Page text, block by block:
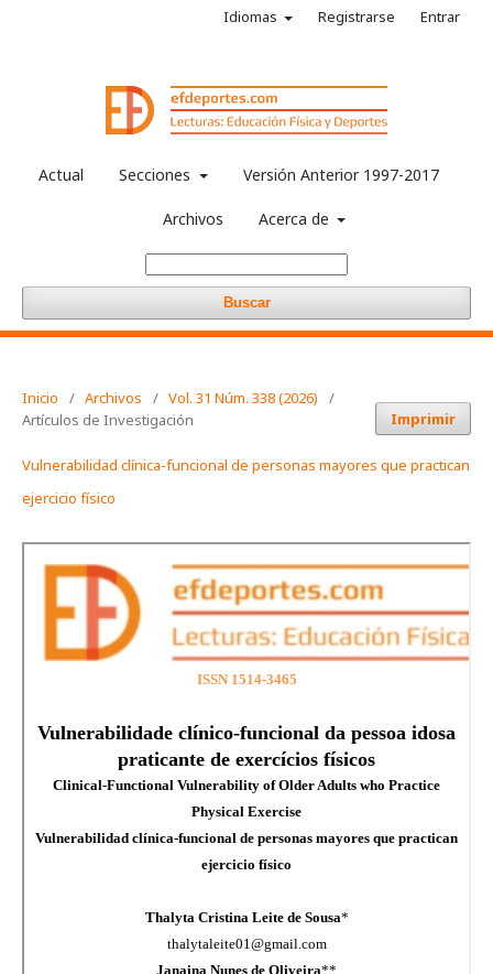
Actual Secciones Versión Anterior 1997-2017
Archivos Acerca de
Buscar
Idiomas Registrarse Entrar
Inicio / Archivos / Vol. 31 Núm. 338 (2026)
/
Artículos de Investigación
Imprimir
Vulnerabilidad clínica-funcional de personas mayores que practican
ejercicio físico